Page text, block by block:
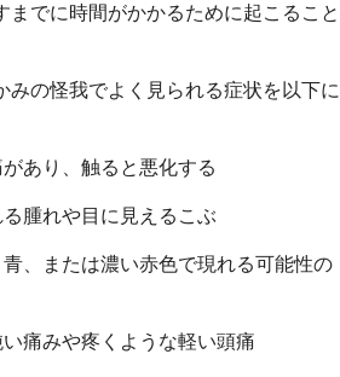
までに時間がかかるために起こること
みの怪我でよく見られる症状を以下に
あり、触ると悪化する
腫れや目に見えるこぶ
、または濃い赤色で現れる可能性の
痛みや疼くような軽い頭痛